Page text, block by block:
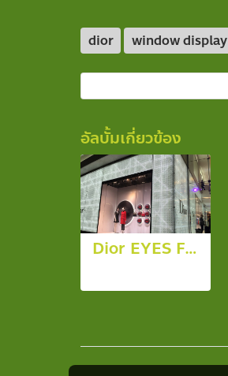
dior window display
อัลบั้มเกี่ยวข้อง
Dior EYES Fall Esprit Dior 2016